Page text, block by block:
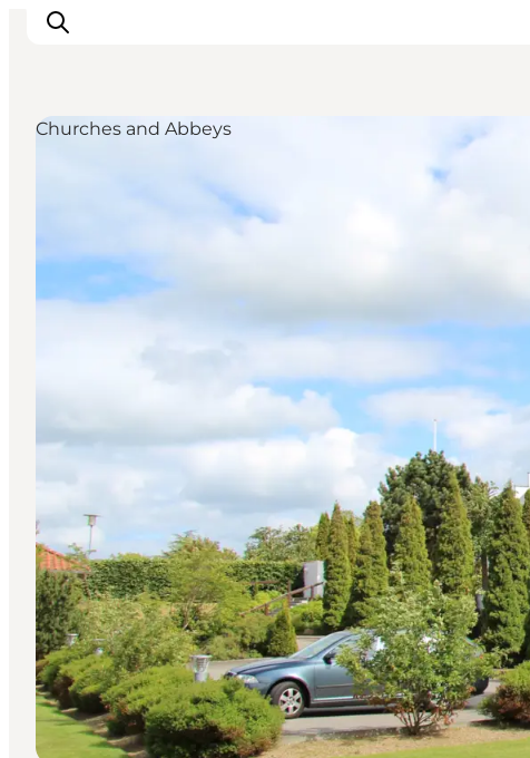
Bestemmingen
Wat te doen
Accommodaties
Plan je reis
Churches and Abbeys